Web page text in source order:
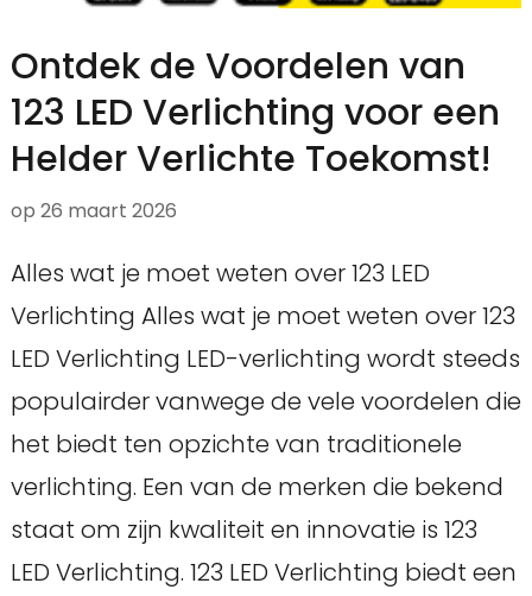
Ontdek de Voordelen van
123 LED Verlichting voor een
Helder Verlichte Toekomst!
op 26 maart 2026
Alles wat je moet weten over 123 LED
Verlichting Alles wat je moet weten over 123
LED Verlichting LED-verlichting wordt steeds
populairder vanwege de vele voordelen die
het biedt ten opzichte van traditionele
verlichting. Een van de merken die bekend
staat om zijn kwaliteit en innovatie is 123
LED Verlichting. 123 LED Verlichting biedt een